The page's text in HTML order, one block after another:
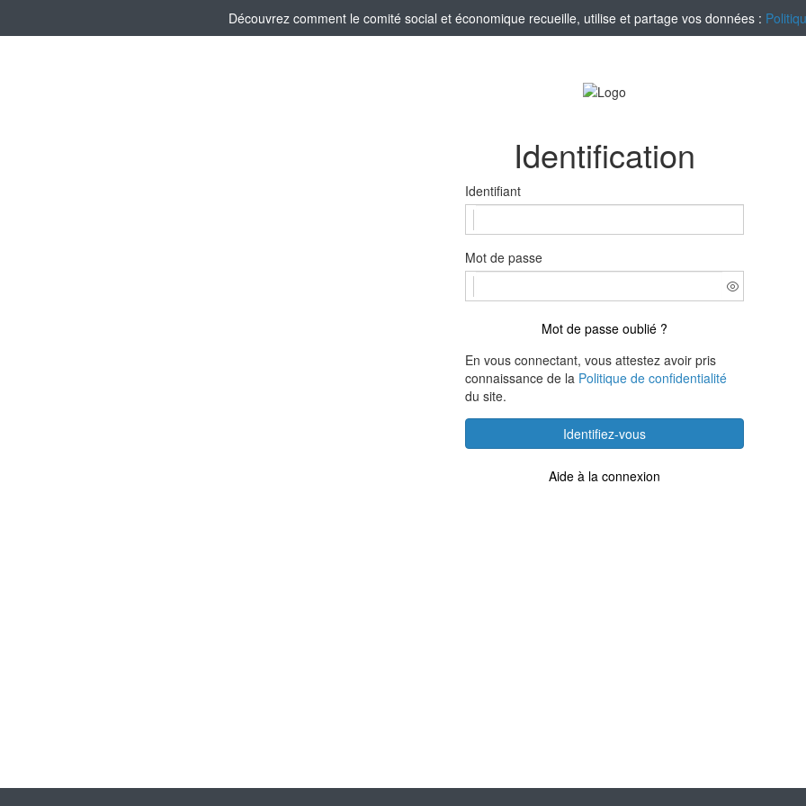
Découvrez comment le comité social et économique recueille, utilise et partage vos données :
Identification
Identifiant
Mot de passe
Mot de passe oublié ?
En vous connectant, vous attestez avoir pris
connaissance de la Politique de confidentialité
du site.
Identifiez-vous
Aide à la connexion